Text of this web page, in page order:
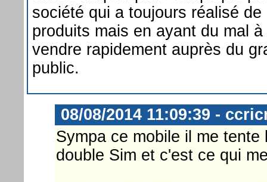
société qui a toujours réalisé de
produits mais en ayant du mal
vendre rapidement auprès du
public.
08/08/2014 11:09:39 -
Sympa ce mobile il me
double Sim et c'est ce qui